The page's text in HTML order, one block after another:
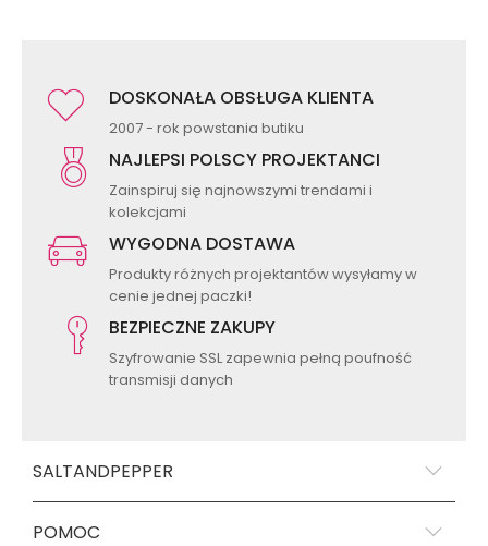
DOSKONAŁA OBSŁUGA KLIENTA
2007 - rok powstania butiku
NAJLEPSI POLSCY PROJEKTANCI
Zainspiruj się najnowszymi trendami i
kolekcjami
WYGODNA DOSTAWA
Produkty różnych projektantów wysyłamy w
cenie jednej paczki!
BEZPIECZNE ZAKUPY
Szyfrowanie SSL zapewnia pełną poufność
transmisji danych
SALTANDPEPPER
POMOC